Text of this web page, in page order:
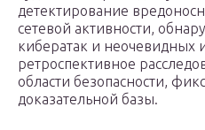
детектирование
сетевой активности,
кибератак и неочевидных
ретроспективное
области безопасности,
доказательной базы.